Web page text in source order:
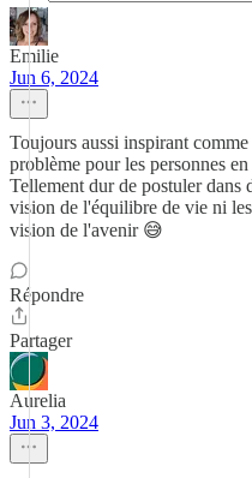
Emilie
Jun 6, 2024
Toujours aussi inspirant
problème pour les personnes
Tellement dur de postuler dans
vision de l'équilibre de vie ni
vision de l'avenir 😅
Répondre
Partager
Aurelia
Jun 3, 2024